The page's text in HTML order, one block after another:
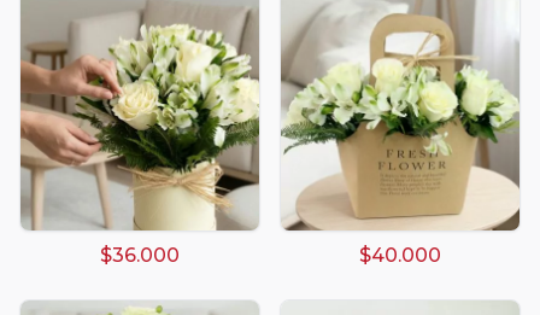
$36.000 $40.000
Arreglos damasco